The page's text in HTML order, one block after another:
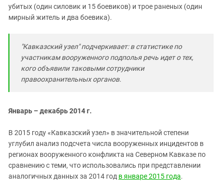
убитых (один силовик и 15 боевиков) и трое раненых (один
мирный житель и два боевика).
"Кавказский узел" подчеркивает: в статистике по
участникам вооруженного подполья речь идет о тех,
кого объявили таковыми сотрудники
правоохранительных органов.
Январь – декабрь 2014 г.
В 2015 году «Кавказский узел» в значительной степени
углубил анализ подсчета числа вооруженных инцидентов в
регионах вооруженного конфликта на Северном Кавказе по
сравнению с теми, что использовались при представлении
аналогичных данных за 2014 год в январе 2015 года.